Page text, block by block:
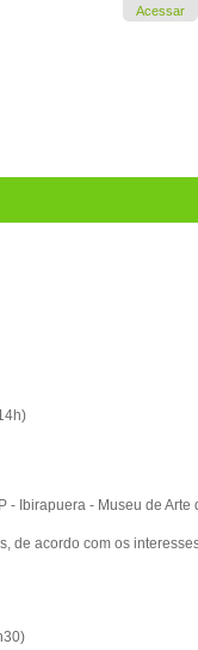
Acessar
- Ibirapuera - Museu de Arte
de acordo com os